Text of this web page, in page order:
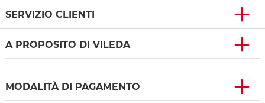
SERVIZIO CLIENTI
A PROPOSITO DI VILEDA
MODALITÀ DI PAGAMENTO